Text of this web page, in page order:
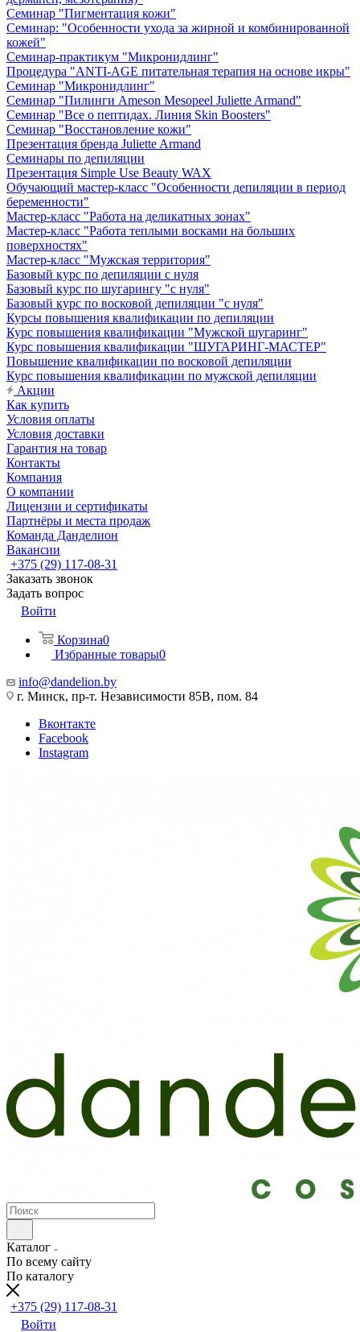
Семинар "Пигментация кожи"
Семинар: "Особенности ухода за жирной и комбинированной
кожей"
Семинар-практикум "Микронидлинг"
Процедура "ANTI-AGE питательная терапия на основе икры"
Семинар "Микронидлинг"
Семинар "Пилинги Ameson Mesopeel Juliette Armand"
Семинар "Все о пептидах. Линия Skin Boosters"
Семинар "Восстановление кожи"
Презентация бренда Juliette Armand
Семинары по депиляции
Презентация Simple Use Beauty WAX
Обучающий мастер-класс "Особенности депиляции в период
беременности"
Мастер-класс "Работа на деликатных зонах"
Мастер-класс "Работа теплыми восками на больших
поверхностях"
Мастер-класс "Мужская территория"
Базовый курс по депиляции с нуля
Базовый курс по шугарингу "с нуля"
Базовый курс по восковой депиляции "с нуля"
Курсы повышения квалификации по депиляции
Курс повышения квалификации "Мужской шугаринг"
Курс повышения квалификации "ШУГАРИНГ-МАСТЕР"
Повышение квалификации по восковой депиляции
Курс повышения квалификации по мужской депиляции
Акции
Как купить
Условия оплаты
Условия доставки
Гарантия на товар
Контакты
Компания
О компании
Лицензии и сертификаты
Партнёры и места продаж
Команда Данделион
Вакансии
+375 (29) 117-08-31
Заказать звонок
Задать вопрос
Войти
Корзина0
Избранные товары0
info@dandelion.by
г. Минск, пр-т. Независимости 85В, пом. 84
Вконтакте
Facebook
Instagram
Каталог
По всему сайту
По каталогу
+375 (29) 117-08-31
Войти